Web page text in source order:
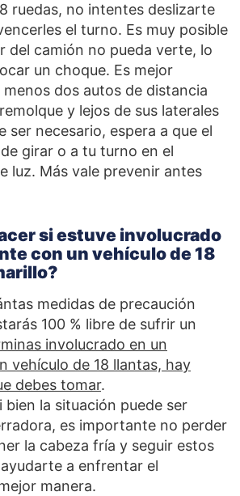
ruedas, no intentes deslizarte
el turno. Es muy posible
del camión no pueda verte, lo
un choque. Es mejor
dos autos de distancia
y lejos de sus laterales
ser necesario, espera a que el
girar o a tu turno en el
luz. Más vale prevenir antes
si estuve involucrado
con un vehículo de 18
medidas de precaución
100 % libre de sufrir un
involucrado en un
vehículo de 18 llantas, hay
debes tomar.
bien la situación puede ser
es importante no perder
la cabeza fría y seguir estos
a enfrentar el
manera.